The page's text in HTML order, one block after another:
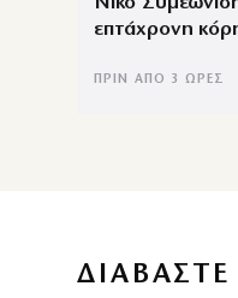
επτάχρονη
ΠΡΙΝ ΑΠΌ 3 ΏΡΕΣ